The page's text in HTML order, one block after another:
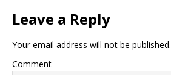
Leave a Reply
Your email address will not be published.
Comment